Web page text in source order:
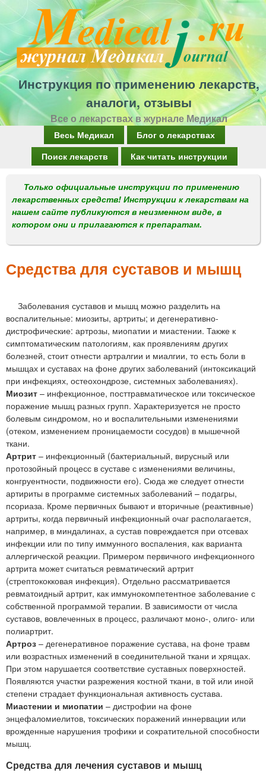
Перейти
к
основному
содержанию
Инструкция по применению лекарств,
аналоги, отзывы
Все о лекарствах в журнале Медикал
н
о
е
м
ю
Весь Медикал
Блог о лекарствах
Поиск лекарств
Как читать инструкции
Только официальные инструкции по применению
лекарственных средств! Инструкции к лекарствам на
нашем сайте публикуются в неизменном виде, в
котором они и прилагаются к препаратам.
Средства для суставов и мышц
Заболевания суставов и мышц можно разделить на
воспалительные: миозиты, артриты; и дегенеративно-
дистрофические: артрозы, миопатии и миастении. Также к
симптоматическим патологиям, как проявлениям других
болезней, стоит отнести артралгии и миалгии, то есть боли в
мышцах и суставах на фоне других заболеваний (интоксикаций
при инфекциях, остеохондрозе, системных заболеваниях).
Миозит – инфекционное, посттравматическое или токсическое
поражение мышц разных групп. Характеризуется не просто
болевым синдромом, но и воспалительными изменениями
(отеком, изменением проницаемости сосудов) в мышечной
ткани.
Артрит – инфекционный (бактериальный, вирусный или
протозойный процесс в суставе с изменениями величины,
конгруентности, подвижности его). Сюда же следует отнести
артириты в программе системных заболеваний – подагры,
псориаза. Кроме первичных бывают и вторичные (реактивные)
артриты, когда первичный инфекционный очаг располагается,
например, в миндалинах, а сустав повреждается при отсевах
инфекции или по типу иммунного воспаления, как варианта
аллергической реакции. Примером первичного инфекционного
артрита может считаться ревматический артрит
(стрептококковая инфекция). Отдельно рассматривается
ревматоидный артрит, как иммунокомпетентное заболевание с
собственной программой терапии. В зависимости от числа
суставов, вовлеченных в процесс, различают моно-, олиго- или
полиартрит.
Артроз – дегенеративное поражение сустава, на фоне травм
или возрастных изменений в соединительной ткани и хрящах.
При этом нарушается соответствие суставных поверхностей.
Появляются участки разрежения костной ткани, в той или иной
степени страдает функциональная активность сустава.
Миастении и миопатии – дистрофии на фоне
энцефаломиелитов, токсических поражений иннервации или
врожденные нарушения трофики и сократительной способности
мышц.
Средства для лечения суставов и мышц